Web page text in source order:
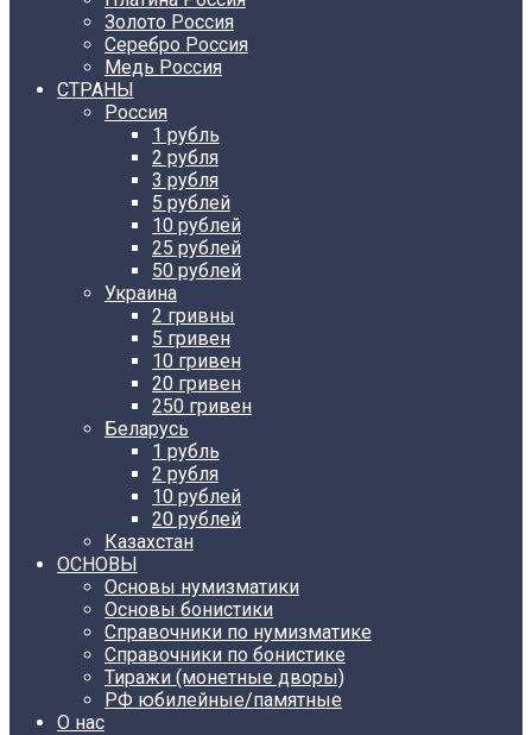
Золото Россия
Серебро Россия
Медь Россия
СТРАНЫ
Россия
1 рубль
2 рубля
3 рубля
5 рублей
10 рублей
25 рублей
50 рублей
Украина
2 гривны
5 гривен
10 гривен
20 гривен
250 гривен
Беларусь
1 рубль
2 рубля
10 рублей
20 рублей
Казахстан
ОСНОВЫ
Основы нумизматики
Основы бонистики
Справочники по нумизматике
Справочники по бонистике
Тиражи (монетные дворы)
РФ юбилейные/памятные
О нас